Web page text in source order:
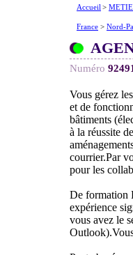
Accueil >
France > Nord-
Numéro 92491
Vous gérez
et de
bâtiments
à la réussite
courrier.Par
pour les
De formation
expérience
vous avez le